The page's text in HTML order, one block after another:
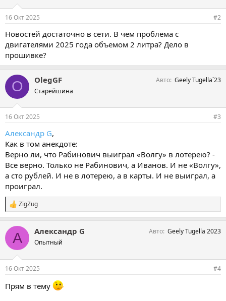
16 Окт 2025 #2
Новостей достаточно в сети. В чем проблема с
двигателями 2025 года объемом 2 литра? Дело в
прошивке?
O OlegGF
Старейшина
Авто Geely Tugella`23
16 Окт 2025 #3
Александр G,
Как в том анекдоте:
Верно ли, что Рабинович выиграл «Волгу» в лотерею? -
Все верно. Только не Рабинович, а Иванов. И не «Волгу»,
а сто рублей. И не в лотерею, а в карты. И не выиграл, а
проиграл.
С
и
п
т
:
ZigZug
А Александр G
Опытный
Авто Geely Tugella 2023
16 Окт 2025 #4
Прям в тему